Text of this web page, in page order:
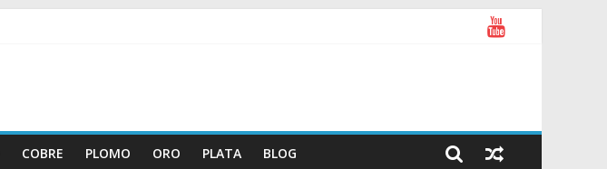
COBRE PLOMO ORO PLATA BLOG